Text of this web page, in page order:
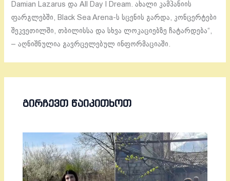
Damian Lazarus და All Day I Dream. ახალი კამპანიის
ფარგლებში, Black Sea Arena-ს სცენის გარდა, კონცერტები
შეკვეთილში, თბილისსა და სხვა ლოკაციებზე ჩატარდება“,
– აღნიშნულია გავრცელებულ ინფორმაციაში.
ᲒᲘᲠᲩᲔᲕᲗ ᲬᲐᲘᲙᲘᲗᲮᲝᲗ